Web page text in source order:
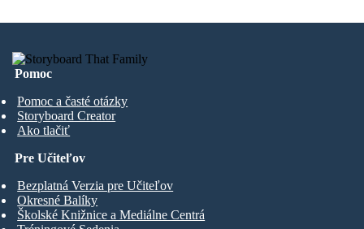
Pomoc
Pomoc a časté otázky
Storyboard Creator
Ako tlačiť
Pre Učiteľov
Bezplatná Verzia pre Učiteľov
Okresné Balíky
Školské Knižnice a Mediálne Centrá